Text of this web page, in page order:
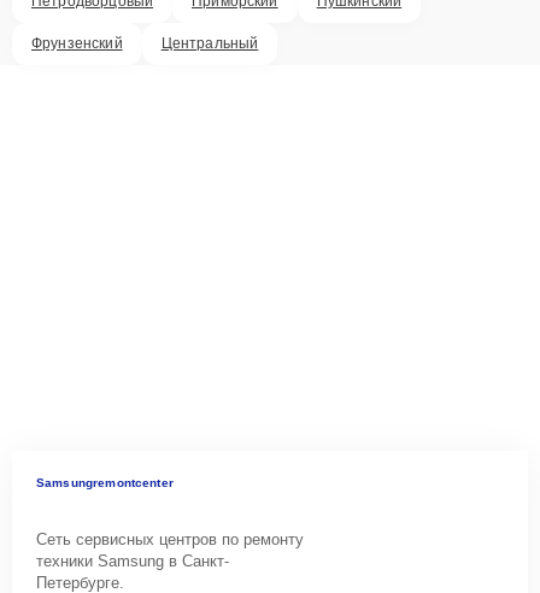
Фрунзенский Центральный
Samsungremontcenter
Сеть сервисных центров по ремонту
техники Samsung в Санкт-
Петербурге.